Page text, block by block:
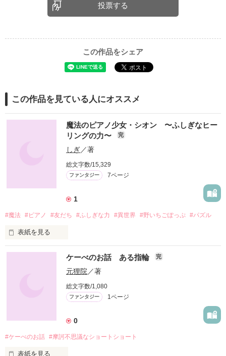
投票する
この作品をシェア
この作品を見ている人にオススメ
魔法のピアノ少女・シオン 〜ふしぎなヒー
リングの力〜
完
しぎ／著
総文字数/15,329
ファンタジー 7ページ
1
#魔法 #ピアノ #友だち #ふしぎな力 #異世界 #野いちごぽっぷ #パズル
表紙を見る
あるとき、転校生のみどりに連れられて、日本とはちがう世界
「あたし、魔法使いなんだ」
ケーべのお話 ある指輪 完
元狸院 ／著
総文字数/1,080
ファンタジー 1ページ
0
#ケーべのお話 #摩訶不思議なショートショート
表紙を見る